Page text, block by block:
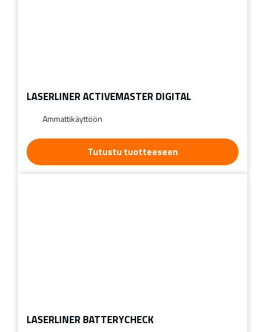
LASERLINER ACTIVEMASTER DIGITAL
Ammattikäyttöön
Tutustu tuotteeseen
LASERLINER BATTERYCHECK